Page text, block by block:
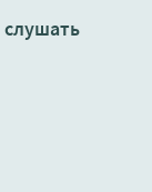
слушать